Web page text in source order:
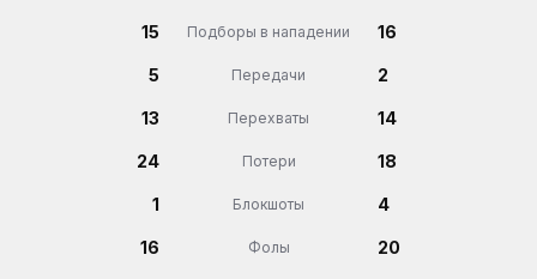
15 Подборы в нападении 16
5 Передачи 2
13 Перехваты 14
24 Потери 18
1 Блокшоты 4
16 Фолы 20